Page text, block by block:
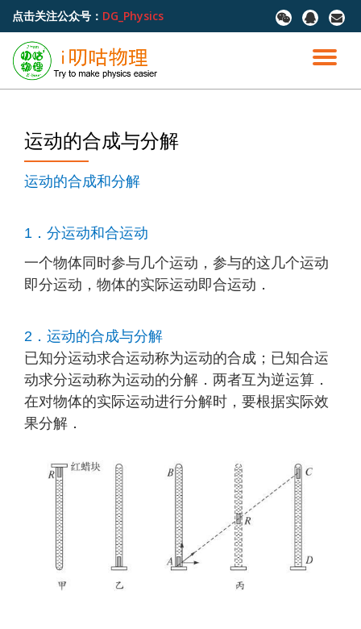
容
点击关注公众号： DG_Physics
fa-
wechat
fa-
qq
fa-
切
运动的合成与分解
运动的合成和分解
1．分运动和合运动
一个物体同时参与几个运动，参与的这几个运动
即分运动，物体的实际运动即合运动．
2．运动的合成与分解
已知分运动求合运动称为运动的合成；已知合运
动求分运动称为运动的分解．两者互为逆运算．
在对物体的实际运动进行分解时，要根据实际效
果分解．